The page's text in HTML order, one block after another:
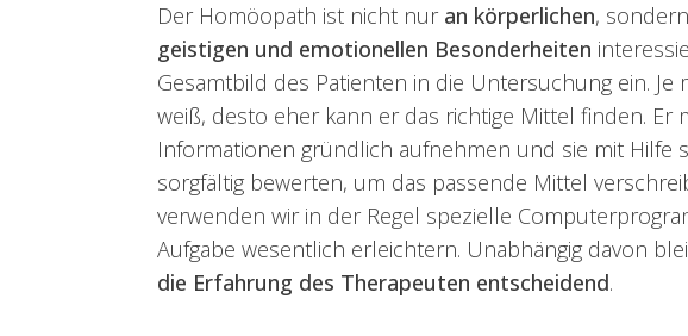
Der Homöopath ist nicht nur an körperlichen,
geistigen und emotionellen Besonderheiten
Gesamtbild des Patienten in die Untersuchung ein. Je
weiß, desto eher kann er das richtige Mittel finden. Er
Informationen gründlich aufnehmen und sie mit Hilfe
sorgfältig bewerten, um das passende Mittel
verwenden wir in der Regel spezielle
Aufgabe wesentlich erleichtern. Unabhängig davon
die Erfahrung des Therapeuten entscheidend.